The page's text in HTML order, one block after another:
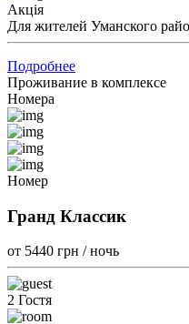
Акція
Для жителей Уманского
Подробнее
Проживание в комплексе
Номера
Номер
Гранд Классик
от 5440 грн / ночь
2 Гостя